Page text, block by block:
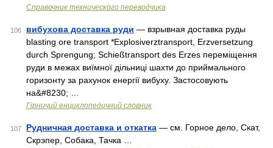
Справочник технического переводчика
106 вибухова доставка руди — взрывная доставка руды
blasting ore transport *Explosiverztransport, Erzversetzung
durch Sprengung; Schießtransport des Erzes переміщення
руди в межах виїмної дільниці шахти до приймального
горизонту за рахунок енергії вибуху. Застосовують
на&#8230; …
Гірничий енциклопедичний словник
107 Рудничная доставка и откатка — см. Горное дело, Скат,
Скрэпер, Собака, Тачка …